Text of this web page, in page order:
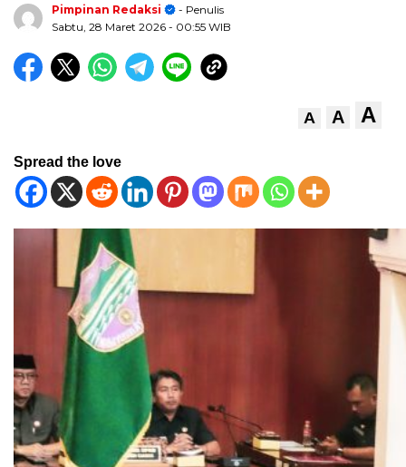
Pimpinan Redaksi
- Penulis
Sabtu, 28 Maret 2026 - 00:55 WIB
A A A
Spread the love